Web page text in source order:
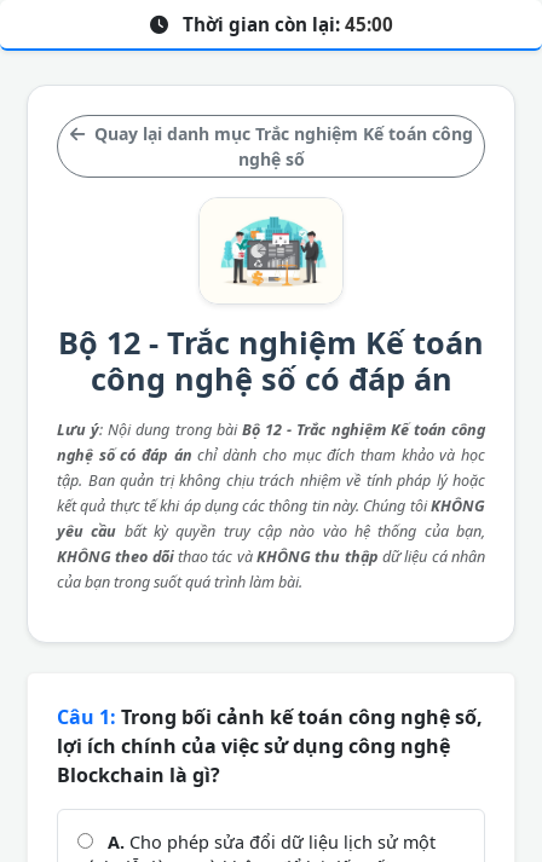
Quay lại danh mục Trắc nghiệm Kế toán công
nghệ số
Bộ 12 - Trắc nghiệm Kế toán
công nghệ số có đáp án
Lưu ý: Nội dung trong bàiBộ 12 - Trắc nghiệm Kế toán công
nghệ số có đáp án chỉ dành cho mục đích tham khảo và học
tập. Ban quản trị không chịu trách nhiệm về tính pháp lý hoặc
kết quả thực tế khi áp dụng các thông tin này. Chúng tôiKHÔNG
yêu cầu bất kỳ quyền truy cập nào vào hệ thống của bạn,
KHÔNG theo dõithao tác vàKHÔNG thu thập dữ liệu cá nhân
của bạn trong suốt quá trình làm bài.
Thời gian còn lại: 45:00
Câu 1: Trong bối cảnh kế toán công nghệ số,
lợi ích chính của việc sử dụng công nghệ
Blockchain là gì?
A. Cho phép sửa đổi dữ liệu lịch sử một